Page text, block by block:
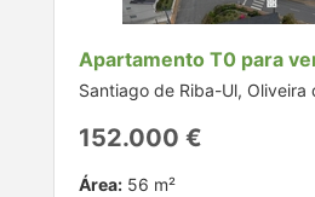
Apartamento T0 para
Santiago de Riba-Ul, Oliveira
152.000 €
Área: 56 m²